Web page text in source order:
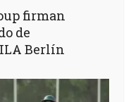
firman
de
Berlín